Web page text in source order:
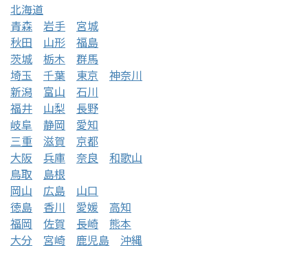
北海道
青森
岩手
宮城
秋田
山形
福島
茨城
栃木
群馬
埼玉
千葉 東京
神奈川
新潟
富山
石川
福井
山梨
長野
岐阜
静岡
愛知
三重
滋賀
京都
大阪
兵庫 奈良
和歌山
鳥取
島根
岡山
広島
山口
徳島
香川 愛媛
高知
福岡
佐賀 長崎
熊本
大分
宮崎 鹿児島 沖縄